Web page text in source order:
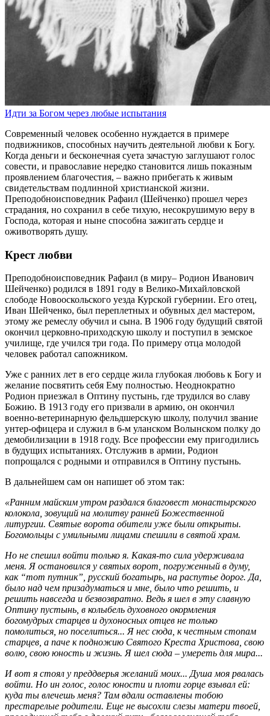
Идти за Богом через любые испытания
Современный человек особенно нуждается в примере
подвижников, способных научить деятельной любви к Богу.
Когда деньги и бесконечная суета зачастую заглушают голос
совести, и православие нередко становится лишь показным
проявлением благочестия, – важно прибегать к живым
свидетельствам подлинной христианской жизни.
Преподобноисповедник Рафаил (Шейченко) прошел через
страдания, но сохранил в себе тихую, несокрушимую веру в
Господа, которая и ныне способна зажигать сердце и
оживотворять душу.
Крест любви
Преподобноисповедник Рафаил (в миру– Родион Иванович
Шейченко) родился в 1891 году в Велико-Михайловской
слободе Новооскольского уезда Курской губернии. Его отец,
Иван Шейченко, был переплетных и обувных дел мастером,
этому же ремеслу обучил и сына. В 1906 году будущий святой
окончил церковно-приходскую школу и поступил в земское
училище, где учился три года. По примеру отца молодой
человек работал сапожником.
Уже с ранних лет в его сердце жила глубокая любовь к Богу и
желание посвятить себя Ему полностью. Неоднократно
Родион приезжал в Оптину пустынь, где трудился во славу
Божию. В 1913 году его призвали в армию, он окончил
военно-ветеринарную фельдшерскую школу, получил звание
унтер-офицера и служил в 6-м уланском Волынском полку до
демобилизации в 1918 году. Все профессии ему пригодились
в будущих испытаниях. Отслужив в армии, Родион
попрощался с родными и отправился в Оптину пустынь.
В дальнейшем сам он напишет об этом так:
«Ранним майским утром раздался благовест монастырского
колокола, зовущий на молитву ранней Божественной
литургии. Святые ворота обители уже были открыты.
Богомольцы с умильными лицами спешили в святой храм.
Но не спешил войти только я. Какая-то сила удерживала
меня. Я остановился у святых ворот, погруженный в думу,
как “тот путник”, русский богатырь, на распутье дорог. Да,
было над чем призадуматься и мне, было что решить, и
решить навсегда и безвозвратно. Ведь я шел в эту славную
Оптину пустынь, в колыбель духовного окормления
богомудрых старцев и духоносных отцев не только
помолиться, но поселиться... Я нес сюда, к честным стопам
старцев, а паче к подножию Святого Креста Христова, свою
волю, свою юность и жизнь. Я шел сюда – умереть для мира...
И вот я стоял у преддверья желаний моих... Душа моя рвалась
войти. Но ин голос, голос юности и плоти горце взывал ей:
куда ты влечешь меня? Там вдали оставлены тобою
престарелые родители. Еще не высохли слезы матери твоей,